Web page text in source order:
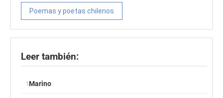
Poemas y poetas chilenos
Leer también:
Marino